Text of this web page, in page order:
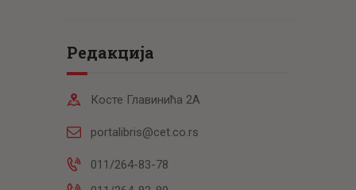
Редакција
Косте Главинића 2А
portalibris@cet.co.rs
011/264-83-78